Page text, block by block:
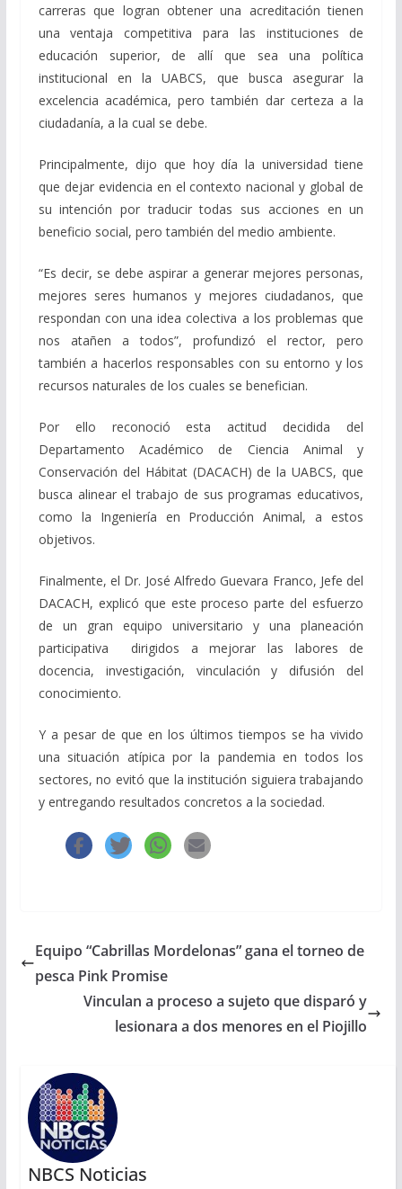
carreras que logran obtener una acreditación tienen
una ventaja competitiva para las instituciones de
educación superior, de allí que sea una política
institucional en la UABCS, que busca asegurar la
excelencia académica, pero también dar certeza a la
ciudadanía, a la cual se debe.
Principalmente, dijo que hoy día la universidad tiene
que dejar evidencia en el contexto nacional y global de
su intención por traducir todas sus acciones en un
beneficio social, pero también del medio ambiente.
“Es decir, se debe aspirar a generar mejores personas,
mejores seres humanos y mejores ciudadanos, que
respondan con una idea colectiva a los problemas que
nos atañen a todos”, profundizó el rector, pero
también a hacerlos responsables con su entorno y los
recursos naturales de los cuales se benefician.
Por ello reconoció esta actitud decidida del
Departamento Académico de Ciencia Animal y
Conservación del Hábitat (DACACH) de la UABCS, que
busca alinear el trabajo de sus programas educativos,
como la Ingeniería en Producción Animal, a estos
objetivos.
Finalmente, el Dr. José Alfredo Guevara Franco, Jefe del
DACACH, explicó que este proceso parte del esfuerzo
de un gran equipo universitario y una planeación
participativa dirigidos a mejorar las labores de
docencia, investigación, vinculación y difusión del
conocimiento.
Y a pesar de que en los últimos tiempos se ha vivido
una situación atípica por la pandemia en todos los
sectores, no evitó que la institución siguiera trabajando
y entregando resultados concretos a la sociedad.
Equipo “Cabrillas Mordelonas” gana el torneo de
pesca Pink Promise
Vinculan a proceso a sujeto que disparó y
lesionara a dos menores en el Piojillo
NBCS Noticias